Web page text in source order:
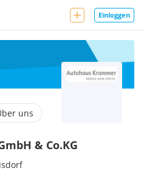
Einloggen
uns
& Co.KG